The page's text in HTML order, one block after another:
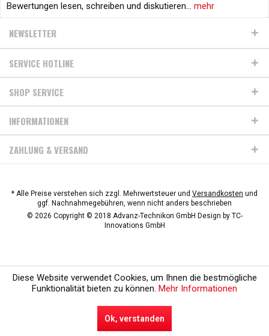
Bewertungen lesen, schreiben und diskutieren... mehr
NEWSLETTER
SERVICE HOTLINE
SHOP SERVICE
INFORMATIONEN
ZAHLUNG & VERSAND
* Alle Preise verstehen sich zzgl. Mehrwertsteuer und Versandkosten und
ggf. Nachnahmegebühren, wenn nicht anders beschrieben
© 2026 Copyright © 2018 Advanz-Technikon GmbH Design by TC-
Innovations GmbH
Diese Website verwendet Cookies, um Ihnen die bestmögliche
Funktionalität bieten zu können. Mehr Informationen
Ok, verstanden